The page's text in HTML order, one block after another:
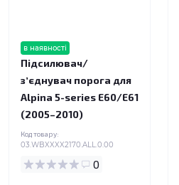
в наявності
Підсилювач/
зʼєднувач порога для
Alpina 5-series E60/E61
(2005–2010)
Код товару:
03.WBXXXX2170.ALL.0.00
0